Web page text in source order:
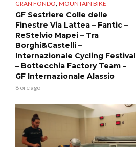
GRAN FONDO, MOUNTAIN BIKE
GF Sestriere Colle delle
Finestre Via Lattea – Fantic –
ReStelvio Mapei – Tra
Borghi&Castelli –
Internazionale Cycling Festival
– Bottecchia Factory Team –
GF Internazionale Alassio
8 ore ago